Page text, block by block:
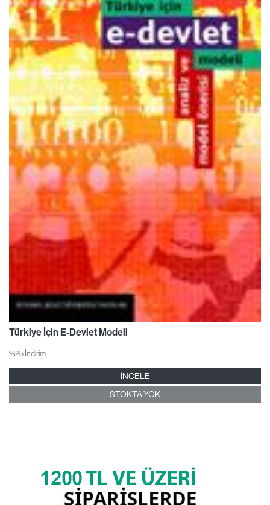
Türkiye İçin E-Devlet Modeli
%25 İndirim
İNCELE
STOKTA YOK